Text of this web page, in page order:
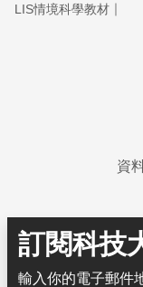
LIS情境科學教材 ｜
資
訂閱科技
輸入你的電子郵件